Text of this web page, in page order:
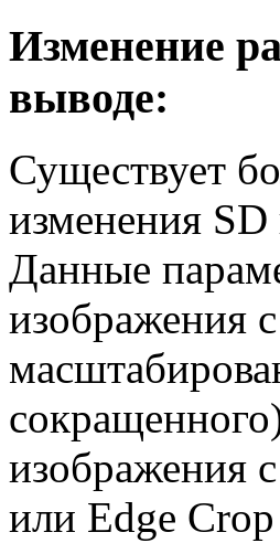
Изменение
выводе:
Существует
изменения
Данные
изображения
изображения
или Edge